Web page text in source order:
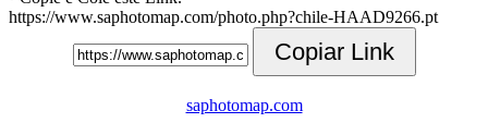
https://www.saphotomap.com/photo.php?chile-HAAD9266.pt
Copiar Link
saphotomap.com